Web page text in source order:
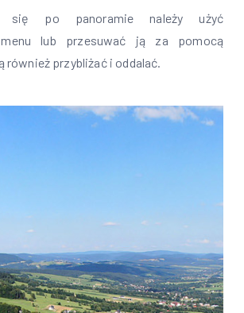
się po panoramie należy użyć
lub przesuwać ją za pomocą
również przybliżać i oddalać.